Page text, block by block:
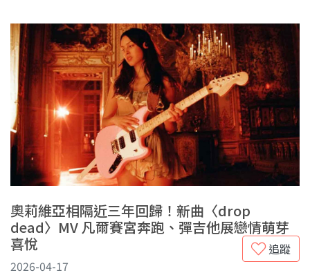
奧莉維亞相隔近三年回歸！新曲〈drop
dead〉MV 凡爾賽宮奔跑、彈吉他展戀情萌芽
喜悅
追蹤
2026-04-17